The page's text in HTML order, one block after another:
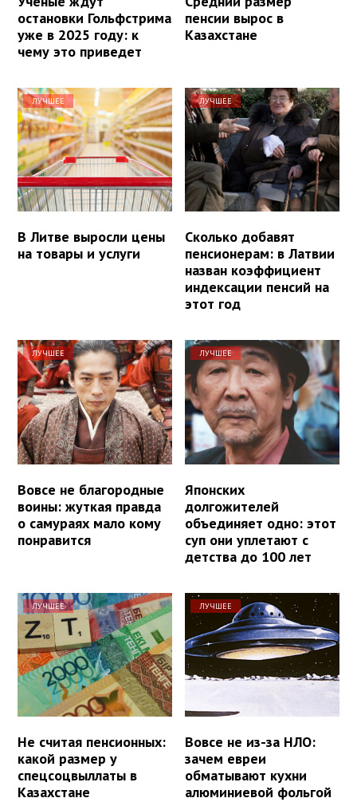
остановки Гольфстрима
уже в 2025 году: к
чему это приведет
пенсии вырос в
Казахстане
ЛУЧШЕЕ
В Литве выросли цены
на товары и услуги
ЛУЧШЕЕ
Сколько добавят
пенсионерам: в Латвии
назван коэффициент
индексации пенсий на
этот год
ЛУЧШЕЕ
Вовсе не благородные
воины: жуткая правда
о самураях мало кому
понравится
ЛУЧШЕЕ
Японских
долгожителей
объединяет одно: этот
суп они уплетают с
детства до 100 лет
ЛУЧШЕЕ
Не считая пенсионных:
какой размер у
спецсоцвыллаты в
Казахстане
ЛУЧШЕЕ
Вовсе не из-за НЛО:
зачем евреи
обматывают кухни
алюминиевой фольгой